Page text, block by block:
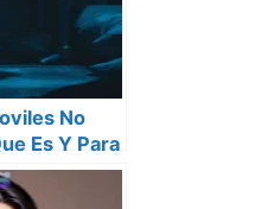
No
Es Y Para
Codiciado